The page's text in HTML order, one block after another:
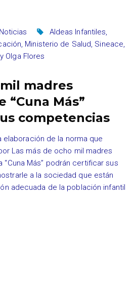
Noticias Aldeas Infantiles,
, Ministerio de Salud, Sineace,
Olga Flores
madres
“Cuna Más”
competencias
de la norma que
Las más de ocho mil madres
Más” podrán certificar sus
a la sociedad que están
adecuada de la población infantil